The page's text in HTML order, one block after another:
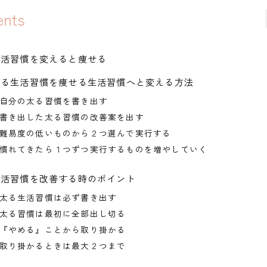
習慣を変えると痩せる
生活習慣を痩せる生活習慣へと変える方法
分の太る習慣を書き出す
き出した太る習慣の改善案を出す
易度の低いものから２つ選んで実行する
れてきたら１つずつ実行するものを増やしていく
習慣を改善する時のポイント
る生活習慣は必ず書き出す
る習慣は最初に全部出し切る
やめる』ことから取り掛かる
り掛かるときは最大２つまで